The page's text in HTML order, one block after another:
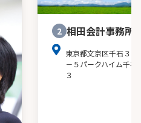
2 相田会計事務所
東京都文京区千石３－
－５パークハイム千石
３